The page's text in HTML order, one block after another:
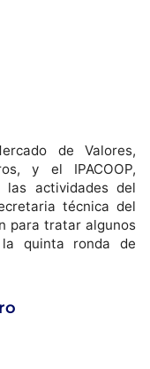
de Valores,
y el IPACOOP,
las actividades del
técnica del
para tratar algunos
quinta ronda de